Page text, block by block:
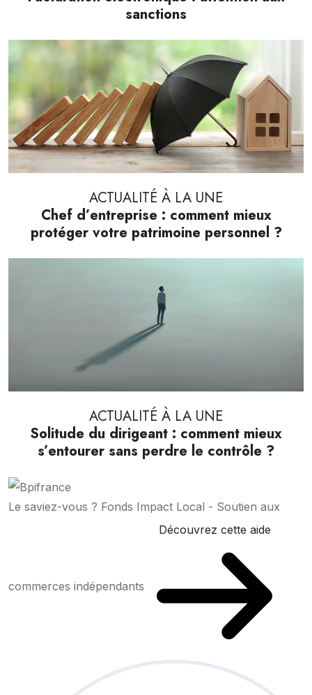
sanctions
ACTUALITÉ À LA UNE
Chef d’entreprise : comment mieux
protéger votre patrimoine personnel ?
ACTUALITÉ À LA UNE
Solitude du dirigeant : comment mieux
s’entourer sans perdre le contrôle ?
Le saviez-vous ? Fonds Impact Local - Soutien aux
commerces indépendants
Découvrez cette aide